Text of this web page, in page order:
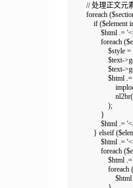
// 处理正文元
foreach ($section-
if ($element
$html .=
foreach
$style =
$text-
$text-
$html .=
implode(';',
nl2br($text-
);
}
$html .= '</
} elseif
$html .=
foreach
$html .=
foreach ($row-
$html .=